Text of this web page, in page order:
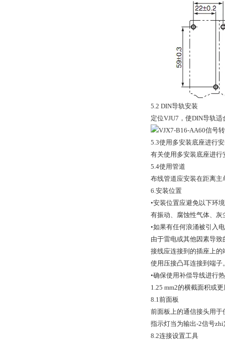
5.2 DIN导轨安装
定位VJU7，使DIN导轨
5.3使用多安装底座进行
有关使用多安装底座进行
5.4使用管道
布线管道应安装在距离主
6.安装位置
•安装位置应避免以下环
有振动、腐蚀性气体、
•如果有任何浪涌被引入
由于雷电或其他因素导
接线应连接到的插座上
使用压接凸耳连接到端子
•确保使用补偿导线进行
1.25 mm2的横截面积或
8.1前面板
前面板上的通信接头用于
指示灯当为输出-2信号
8.2连接设置工具